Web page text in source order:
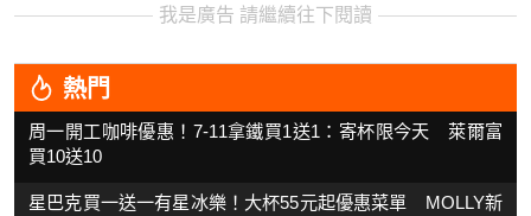
我是廣告 請繼續往下閱讀
熱門
周一開工咖啡優惠！7-11拿鐵買1送1：寄杯限今天 萊爾富
買10送10
星巴克買一送一有星冰樂！大杯55元起優惠菜單 MOLLY新